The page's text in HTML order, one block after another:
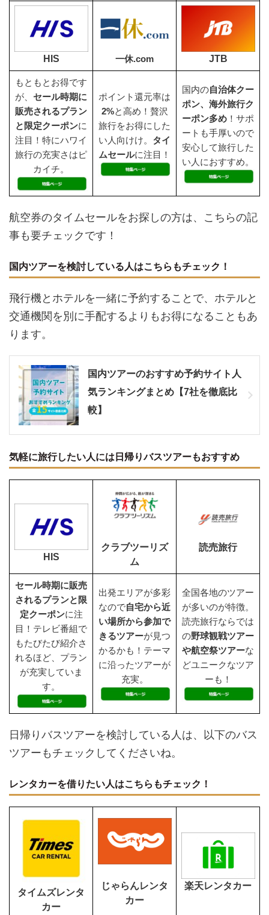
HIS 一休.com JTB
もともとお得です
が、 セール時期に
販売されるプラン
と限定クーポンに
注目！特にハワイ
旅行の充実さはピ
カイチ。
ポイント還元率は
2%と高め！贅沢
旅行をお得にした
い人向けけ。 タイ
ムセールに注目！
国内の自治体クー
ポン、海外旅行ク
ーポン多め ！サポ
ートも手厚いので
安心して旅行した
い人におすすめ。
航空券のタイムセールをお探しの方は、こちらの記
事も要チェックです！
国内ツアーを検討している人はこちらもチェック！
飛行機とホテルを一緒に予約することで、ホテルと
交通機関を別に手配するよりもお得になることもあ
ります。
国内ツアーのおすすめ予約サイト人
気ランキングまとめ【7社を徹底比
較】
気軽に旅行したい人には日帰りバスツアーもおすすめ
HIS
クラブツーリズ
ム
読売旅行
セール時期に販売
されるプランと限
定クーポンに注
目！テレビ番組で
もたびたび紹介さ
れるほど、プラン
が充実していま
す。
出発エリアが多彩
なので自宅から近
い場所から参加で
きるツアーが見つ
かるかも！テーマ
に沿ったツアーが
充実。
全国各地のツアー
が多いのが特徴。
読売旅行ならでは
の野球観戦ツアー
や航空祭ツアーな
どユニークなツア
ーも！
日帰りバスツアーを検討している人は、以下のバス
ツアーもチェックしてくださいね。
レンタカーを借りたい人はこちらもチェック！
タイムズレンタ
カー
じゃらんレンタ
カー
楽天レンタカー